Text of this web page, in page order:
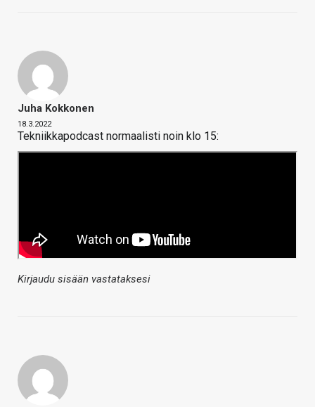
Juha Kokkonen
18.3.2022
Tekniikkapodcast normaalisti noin klo 15:
Kirjaudu sisään vastataksesi